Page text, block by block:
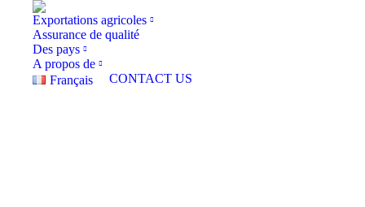
Exportations agricoles
Assurance de qualité
Des pays
A propos de
Français
CONTACT US